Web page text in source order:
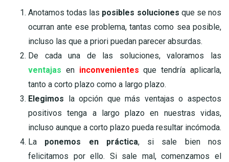
Anotamos todas las posibles soluciones que se nos
ocurran ante ese problema, tantas como sea posible,
incluso las que a priori puedan parecer absurdas.
De cada una de las soluciones, valoramos las
ventajas en inconvenientes que tendría aplicarla,
tanto a corto plazo como a largo plazo.
Elegimos la opción que más ventajas o aspectos
positivos tenga a largo plazo en nuestras vidas,
incluso aunque a corto plazo pueda resultar incómoda.
La ponemos en práctica, si sale bien nos
felicitamos por ello. Si sale mal, comenzamos el